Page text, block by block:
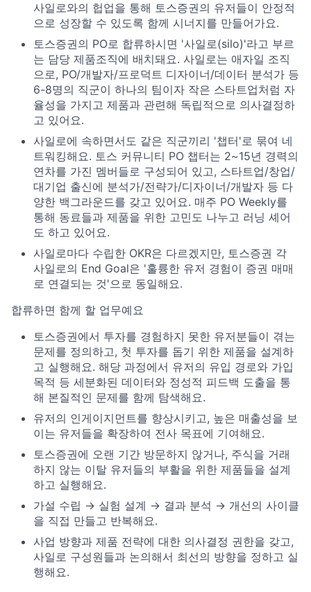
사일로와의 헙업을 통해 토스증권의 유저들이 안정적
으로 성장할 수 있도록 함께 시너지를 만들어가요.
토스증권의 PO로 합류하시면 '사일로(silo)'라고 부르
는 담당 제품조직에 배치돼요. 사일로는 애자일 조직
으로, PO/개발자/프로덕트 디자이너/데이터 분석가 등
6-8명의 직군이 하나의 팀이자 작은 스타트업처럼 자
율성을 가지고 제품과 관련해 독립적으로 의사결정하
고 있어요.
사일로에 속하면서도 같은 직군끼리 '챕터'로 묶여 네
트워킹해요. 토스 커뮤니티 PO 챕터는 2~15년 경력의
연차를 가진 멤버들로 구성되어 있고, 스타트업/창업/
대기업 출신에 분석가/전략가/디자이너/개발자 등 다
양한 백그라운드를 갖고 있어요. 매주 PO Weekly를
통해 동료들과 제품을 위한 고민도 나누고 러닝 셰어
도 하고 있어요.
사일로마다 수립한 OKR은 다르겠지만, 토스증권 각
사일로의 End Goal은 '훌륭한 유저 경험이 증권 매매
로 연결되는 것'으로 동일해요.
합류하면 함께 할 업무예요
토스증권에서 투자를 경험하지 못한 유저분들이 겪는
문제를 정의하고, 첫 투자를 돕기 위한 제품을 설계하
고 실행해요. 해당 과정에서 유저의 유입 경로와 가입
목적 등 세분화된 데이터와 정성적 피드백 도출을 통
해 본질적인 문제를 함께 탐색해요.
유저의 인게이지먼트를 향상시키고, 높은 매출성을 보
이는 유저들을 확장하여 전사 목표에 기여해요.
토스증권에 오랜 기간 방문하지 않거나, 주식을 거래
하지 않는 이탈 유저들의 부활을 위한 제품들을 설계
하고 실행해요.
가설 수립 → 실험 설계 → 결과 분석 → 개선의 사이클
을 직접 만들고 반복해요.
사업 방향과 제품 전략에 대한 의사결정 권한을 갖고,
사일로 구성원들과 논의해서 최선의 방향을 정하고 실
행해요.